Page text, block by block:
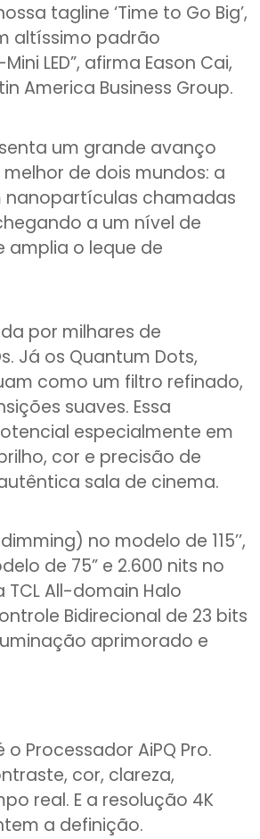
tagline ‘Time to Go Big’,
altíssimo padrão
LED”, afirma Eason Cai,
America Business Group.
um grande avanço
de dois mundos: a
nanopartículas chamadas
a um nível de
amplia o leque de
por milhares de
Já os Quantum Dots,
como um filtro refinado,
suaves. Essa
especialmente em
cor e precisão de
sala de cinema.
no modelo de 115’’,
de 75” e 2.600 nits no
All-domain Halo
Bidirecional de 23 bits
aprimorado e
Processador AiPQ Pro.
cor, clareza,
real. E a resolução 4K
a definição.